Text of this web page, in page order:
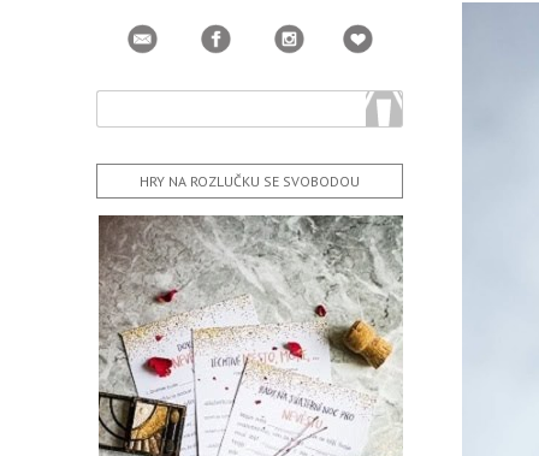
HRY NA ROZLUČKU SE SVOBODOU